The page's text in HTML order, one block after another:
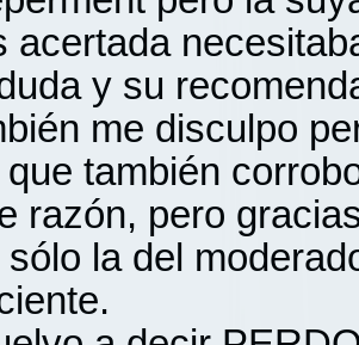
acertada
y su
me disculpo
también
razón, pero
sólo la del